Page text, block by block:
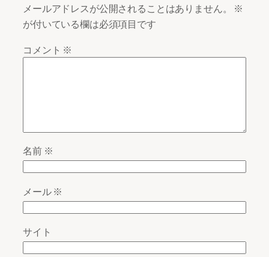
メールアドレスが公開されることはありません。
※
が付いている欄は必須項目です
コメント ※
名前 ※
メール※
サイト